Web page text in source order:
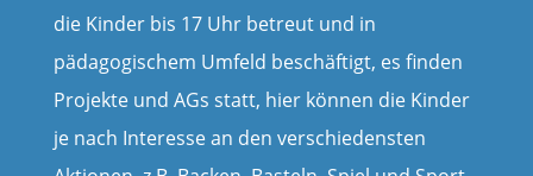
die Kinder bis 17 Uhr betreut und in
pädagogischem Umfeld beschäftigt, es finden
Projekte und AGs statt, hier können die Kinder
je nach Interesse an den verschiedensten